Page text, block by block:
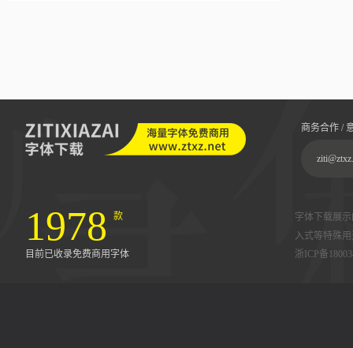
商务合作 /
1978 款
目前已收录免费商用字体
字体下载展
入式等特殊
浙ICP备